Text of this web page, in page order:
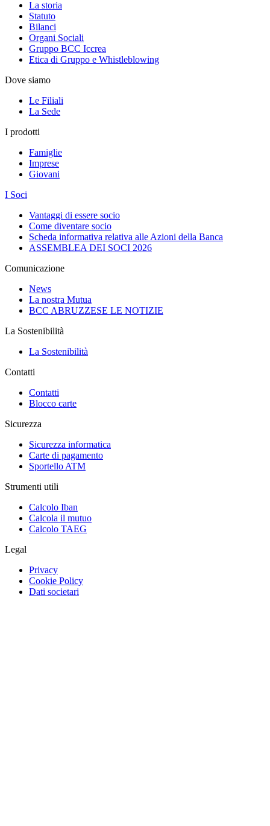
La storia
Statuto
Bilanci
Organi Sociali
Gruppo BCC Iccrea
Etica di Gruppo e Whistleblowing
Dove siamo
Le Filiali
La Sede
I prodotti
Famiglie
Imprese
Giovani
I Soci
Vantaggi di essere socio
Come diventare socio
Scheda informativa relativa alle Azioni della Banca
ASSEMBLEA DEI SOCI 2026
Comunicazione
News
La nostra Mutua
BCC ABRUZZESE LE NOTIZIE
La Sostenibilità
La Sostenibilità
Contatti
Contatti
Blocco carte
Sicurezza
Sicurezza informatica
Carte di pagamento
Sportello ATM
Strumenti utili
Calcolo Iban
Calcola il mutuo
Calcolo TAEG
Legal
Privacy
Cookie Policy
Dati societari